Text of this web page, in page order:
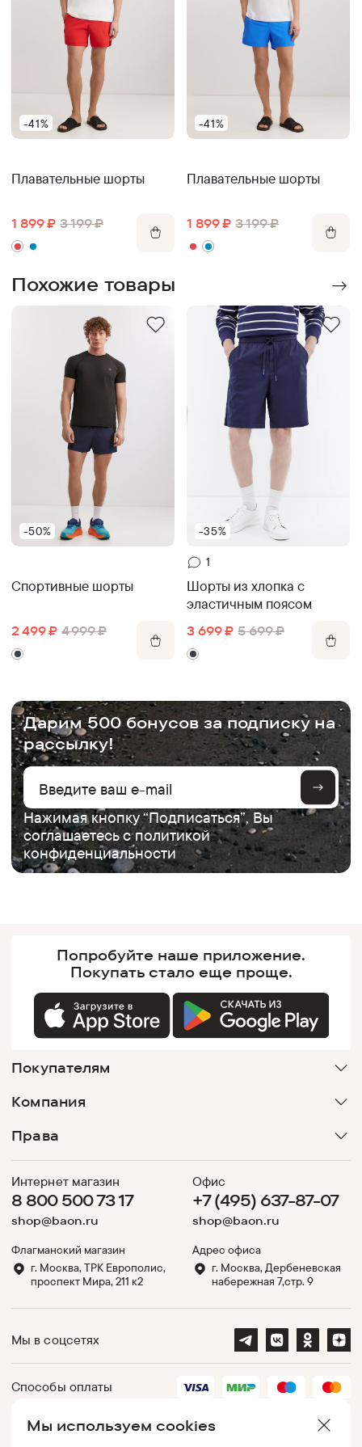
-41%
Плавательные шорты
1 899 ₽ 3 199 ₽
-41%
Плавательные шорты
1 899 ₽ 3 199 ₽
Похожие товары
-50%
Спортивные шорты
2 499 ₽ 4 999 ₽
-35%
1
Шорты из хлопка с
эластичным поясом
3 699 ₽ 5 699 ₽
Дарим 500 бонусов за подписку на
рассылку!
Нажимая кнопку “Подписаться”, Вы
соглашаетесь сполитикой
конфиденциальности
Мы используем cookies
Попробуйте наше приложение.
Покупатьстало еще проще.
Покупателям
Компания
Права
Интернет магазин
8 800 500 73 17
shop@baon.ru
Флагманский магазин
г. Москва, ТРК Европолис,
проспект Мира, 211 к2
Офис
+7 (495) 637-87-07
shop@baon.ru
Адрес офиса
г. Москва, Дербеневская
набережная 7,стр. 9
Мы в соцсетях
Способы оплаты
Партнеры